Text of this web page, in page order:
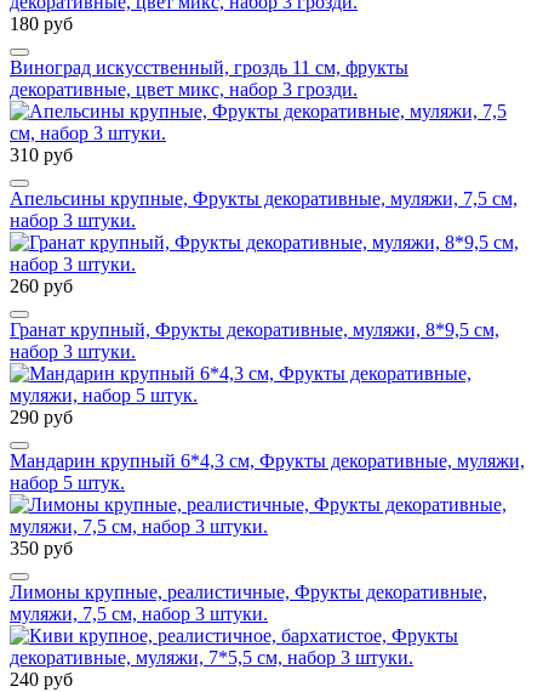
180 руб
Виноград искусственный, гроздь 11 см, фрукты
декоративные, цвет микс, набор 3 грозди.
310 руб
Апельсины крупные, Фрукты декоративные, муляжи, 7,5 см,
набор 3 штуки.
260 руб
Гранат крупный, Фрукты декоративные, муляжи, 8*9,5 см,
набор 3 штуки.
290 руб
Мандарин крупный 6*4,3 см, Фрукты декоративные, муляжи,
набор 5 штук.
350 руб
Лимоны крупные, реалистичные, Фрукты декоративные,
муляжи, 7,5 см, набор 3 штуки.
240 руб